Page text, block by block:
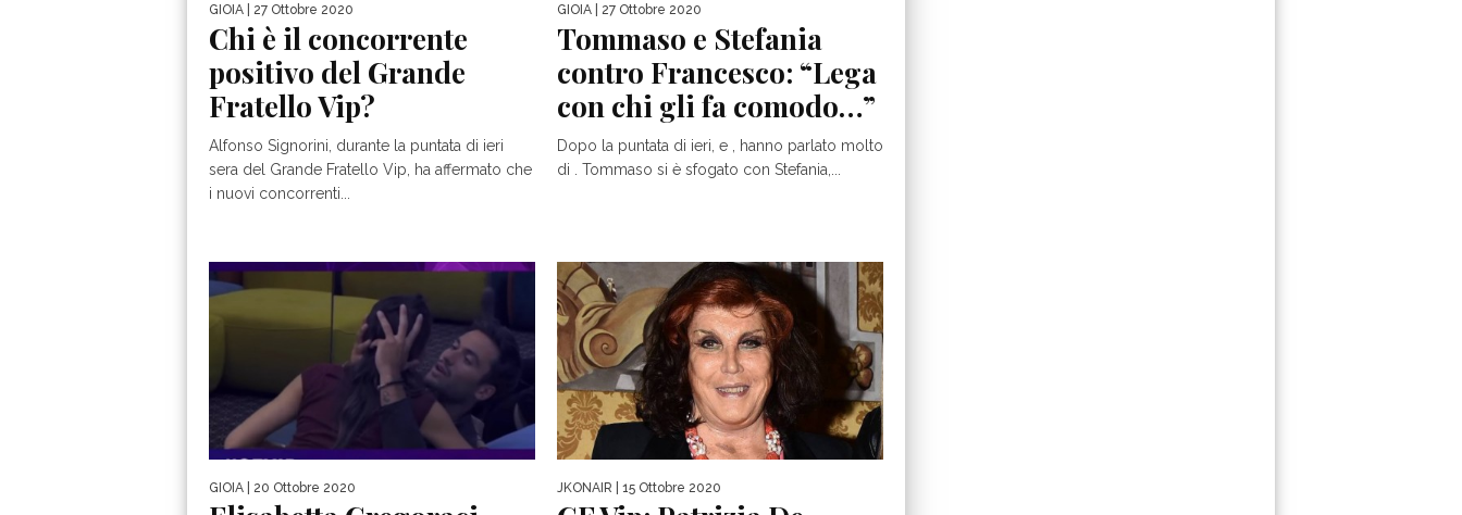
GIOIA | 27 Ottobre 2020
Chi è il concorrente
positivo del Grande
Fratello Vip?
Alfonso Signorini, durante la puntata di ieri
sera del Grande Fratello Vip, ha affermato che
i nuovi concorrenti...
GIOIA | 27 Ottobre 2020
Tommaso e Stefania
contro Francesco: “Lega
con chi gli fa comodo…”
Dopo la puntata di ieri, e , hanno parlato molto
di . Tommaso si è sfogato con Stefania,...
GIOIA | 20 Ottobre 2020 JKONAIR | 15 Ottobre 2020